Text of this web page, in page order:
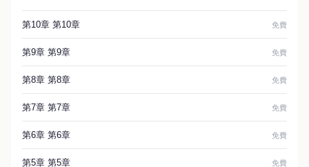
第10章 第10章 免費
第9章 第9章 免費
第8章 第8章 免費
第7章 第7章 免費
第6章 第6章 免費
第5章 第5章 免費